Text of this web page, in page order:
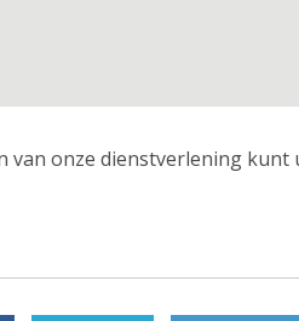
onze dienstverlening kunt